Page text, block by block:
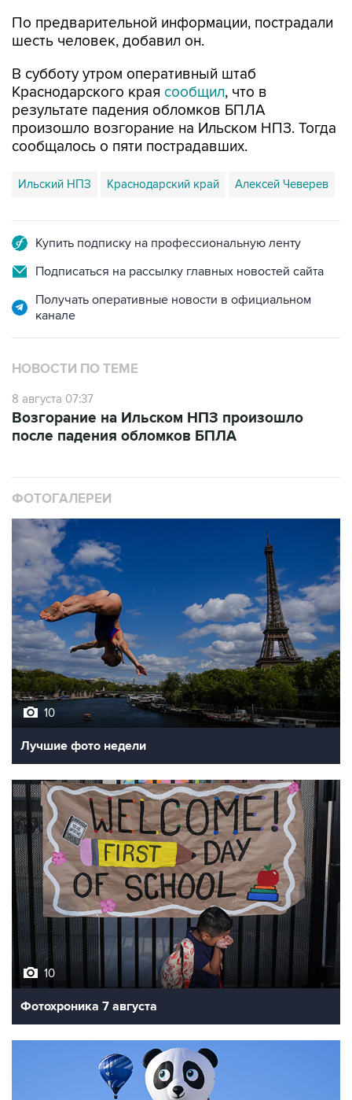
По предварительной информации, пострадали
шесть человек, добавил он.
В субботу утром оперативный штаб
Краснодарского края сообщил, что в
результате падения обломков БПЛА
произошло возгорание на Ильском НПЗ. Тогда
сообщалось о пяти пострадавших.
Ильский НПЗ Краснодарский край Алексей Чеверев
Купить подписку на профессиональную ленту
Подписаться на рассылку главных новостей сайта
Получать оперативные новости в официальном
канале
НОВОСТИ ПО ТЕМЕ
8 августа 07:37
Возгорание на Ильском НПЗ произошло
после падения обломков БПЛА
ФОТОГАЛЕРЕИ
10
Лучшие фото недели
10
Фотохроника 7 августа